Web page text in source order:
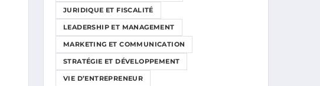
JURIDIQUE ET FISCALITÉ
LEADERSHIP ET MANAGEMENT
MARKETING ET COMMUNICATION
STRATÉGIE ET DÉVELOPPEMENT
VIE D’ENTREPRENEUR